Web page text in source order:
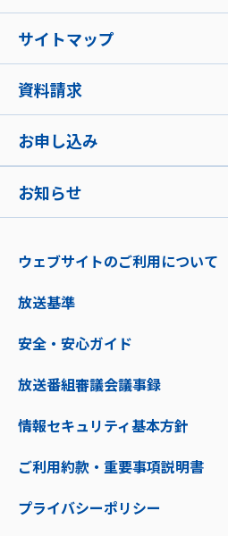
お知らせ
サイトマップ
資料請求
お申し込み
ウェブサイトのご利用について
放送基準
安全・安心ガイド
放送番組審議会議事録
情報セキュリティ基本方針
ご利用約款・重要事項説明書
プライバシーポリシー